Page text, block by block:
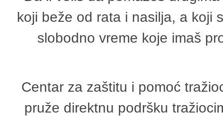
koji beže od rata i nasilja, a koji
slobodno vreme koje imaš
Centar za zaštitu i pomoć
pruže direktnu podršku